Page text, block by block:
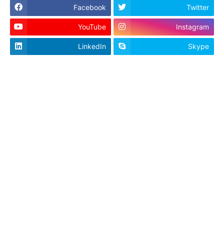
Facebook Twitter
YouTube Instagram
LinkedIn Skype